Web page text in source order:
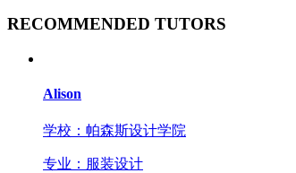
RECOMMENDED TUTORS
Alison
学校：帕森斯设计学院
专业：服装设计